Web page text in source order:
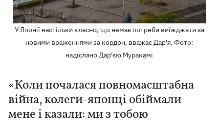
У Японії настільки класно, що немає потреби виїжджати за
новими враженнями за кордон, вважає Дар'я. Фото:
надіслано Дар'єю Муракамі
«Коли почалася повномасштабна
війна, колеги-японці обіймали
мене і казали: ми з тобою